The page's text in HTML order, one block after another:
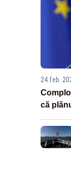
24 feb.
că